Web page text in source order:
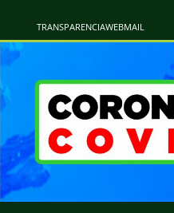
TRANSPARENCIAWEBMAIL